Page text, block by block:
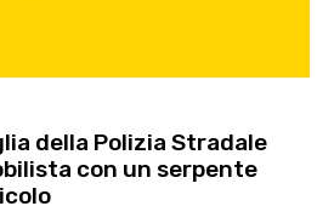
della Polizia Stradale
con un serpente